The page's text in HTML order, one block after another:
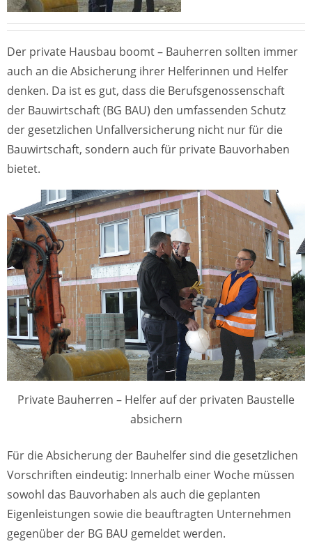
Der private Hausbau boomt – Bauherren sollten immer
auch an die Absicherung ihrer Helferinnen und Helfer
denken. Da ist es gut, dass die Berufsgenossenschaft
der Bauwirtschaft (BG BAU) den umfassenden Schutz
der gesetzlichen Unfallversicherung nicht nur für die
Bauwirtschaft, sondern auch für private Bauvorhaben
bietet.
Private Bauherren – Helfer auf der privaten Baustelle
absichern
Für die Absicherung der Bauhelfer sind die gesetzlichen
Vorschriften eindeutig: Innerhalb einer Woche müssen
sowohl das Bauvorhaben als auch die geplanten
Eigenleistungen sowie die beauftragten Unternehmen
gegenüber der BG BAU gemeldet werden.